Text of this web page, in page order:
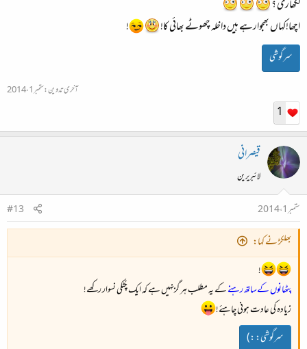
لکھاری ؟
اچھا!کہاں بھجوارہے ہیں داخلہ چھوٹے بھائی کا!
!
سرگوشی
آخری تدوین:ستمبر 1، 2014
1
قیصرانی
لائبریرین
ستمبر 1، 2014
#13
بھلکڑ نے کہا:
!
پٹھانوں کےساتھ رہنےکے یہ مطلب ہر گزنہیں ہے کہ ایک چُٹکی نسوار رکھے!
زیادہ کی عادت ہونی چاہئے!
سرگوشی::)